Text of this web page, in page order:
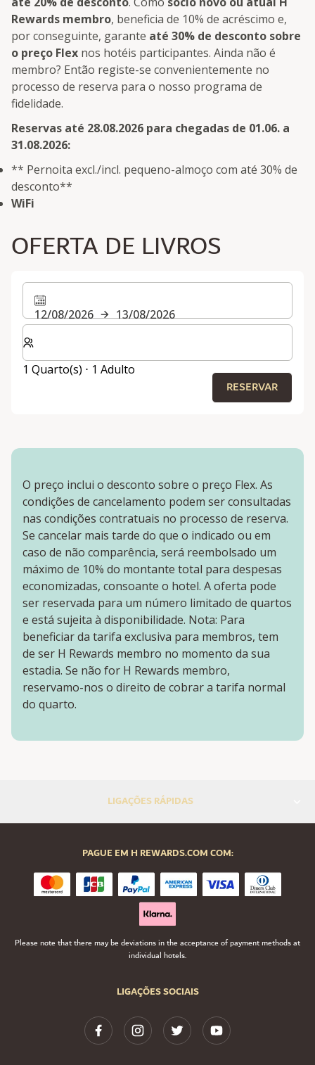
Rewards membro, beneficia de 10% de acréscimo e,
por conseguinte, garante até 30% de desconto sobre
o preço Flex nos hotéis participantes. Ainda não é
membro? Então registe-se convenientemente no
processo de reserva para o nosso programa de
fidelidade.
Reservas até 28.08.2026 para chegadas de 01.06. a
31.08.2026:
** Pernoita excl./incl. pequeno-almoço com até 30% de
desconto**
WiFi
OFERTA DE LIVROS
12/08/2026
13/08/2026
Selecionar o número de quartos e de hóspedes para a
1 Quarto(s) ⋅ 1 Adulto
RESERVAR
O preço inclui o desconto sobre o preço Flex. As
condições de cancelamento podem ser consultadas
nas condições contratuais no processo de reserva.
Se cancelar mais tarde do que o indicado ou em
caso de não comparência, será reembolsado um
máximo de 10% do montante total para despesas
economizadas, consoante o hotel. A oferta pode
ser reservada para um número limitado de quartos
e está sujeita à disponibilidade. Nota: Para
beneficiar da tarifa exclusiva para membros, tem
de ser H Rewards membro no momento da sua
estadia. Se não for H Rewards membro,
reservamo-nos o direito de cobrar a tarifa normal
do quarto.
LIGAÇÕES RÁPIDAS
LIGAÇÕES SOCIAIS
PAGUE EM H REWARDS.COM COM:
Please note that there may be deviations in the acceptance of payment methods at
individual hotels.